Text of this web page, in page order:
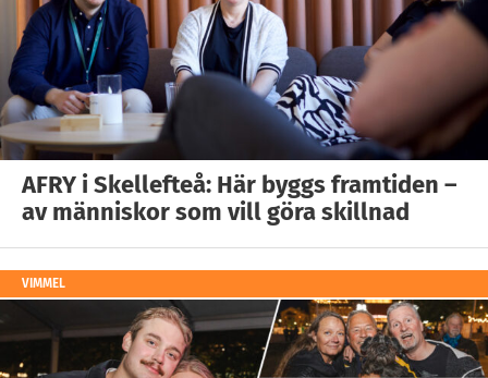
AFRY i Skellefteå: Här byggs framtiden –
av människor som vill göra skillnad
VIMMEL